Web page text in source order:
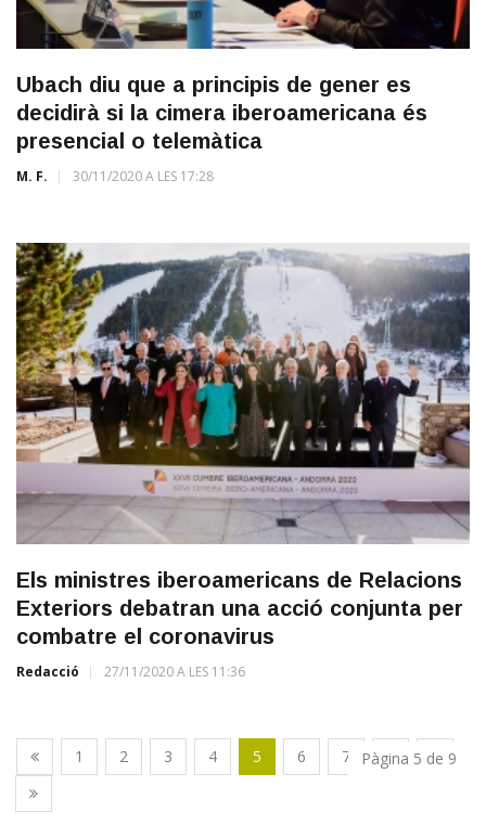
Ubach diu que a principis de gener es
decidirà si la cimera iberoamericana és
presencial o telemàtica
M. F. 30/11/2020 A LES 17:28
Els ministres iberoamericans de Relacions
Exteriors debatran una acció conjunta per
combatre el coronavirus
Redacció 27/11/2020 A LES 11:36
1 2 3 4 5 6 7 8 9
Pàgina 5 de 9